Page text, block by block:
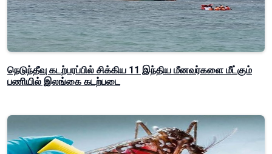
நெடுந்தீவு கடற்பரப்பில் சிக்கிய 11 இந்திய மீனவர்களை மீட்கும்
பணியில் இலங்கை கடற்படை